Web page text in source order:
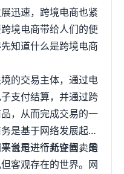
类的竞争都非常激
、打包发FBA的模式
品，再加上一定的运
。只不过，如果选品
域或是进入了大卖们
，默默无闻了。那么
我教你6招!查询市场
有的供应量根据你运
，看看究竟有多少相
致预估产品上市后的
迅速，跨境电商也紧
境电商带给人们的便
知道什么是跨境电商
的交易主体，通过电
支付结算，并通过跨
，从而完成交易的一
是基于网络发展起来
说是一个新空间，是
客观存在的世界。网
台可进行允许售卖的